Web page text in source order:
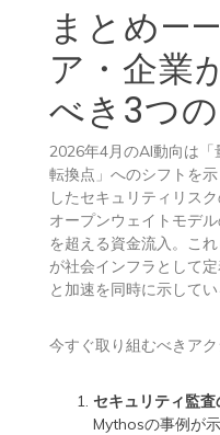
まとめ
ア・企業
べき3つ
2026年4月のAI動向は
転換点」へのシフトを
したセキュリティリス
オープンウェイトモデ
を超える資金流入。こ
が社会インフラとして
と加速を同時に示してい
今すぐ取り組むべきア
セキュリティ監
Mythosの事例が